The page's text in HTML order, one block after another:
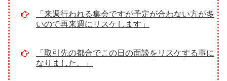
「来週行われる集会ですが予定が合わない方が多
いので再来週にリスケします」
「取引先の都合でこの日の面談をリスケする事に
なりました。」